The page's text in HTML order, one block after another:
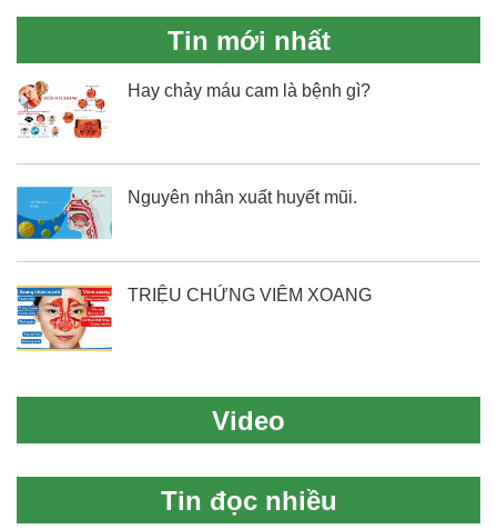
Tin mới nhất
Hay chảy máu cam là bệnh gì?
Nguyên nhân xuất huyết mũi.
TRIỆU CHỨNG VIÊM XOANG
Video
Tin đọc nhiều